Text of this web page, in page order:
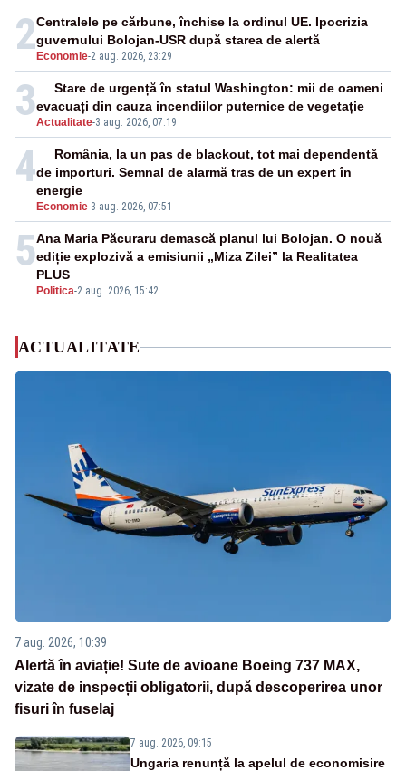
2 Economie-2 aug. 2026, 23:29
Centralele pe cărbune, închise la ordinul UE. Ipocrizia
guvernului Bolojan-USR după starea de alertă
3Actualitate-3 aug. 2026, 07:19
Stare de urgență în statul Washington: mii de oameni
evacuați din cauza incendiilor puternice de vegetație
4
Economie-3 aug. 2026, 07:51
România, la un pas de blackout, tot mai dependentă
de importuri. Semnal de alarmă tras de un expert în
energie
5
Politica-2 aug. 2026, 15:42
Ana Maria Păcuraru demască planul lui Bolojan. O nouă
ediție explozivă a emisiunii „Miza Zilei” la Realitatea
PLUS
ACTUALITATE
7 aug. 2026, 10:39
Alertă în aviație! Sute de avioane Boeing 737 MAX,
vizate de inspecții obligatorii, după descoperirea unor
fisuri în fuselaj
7 aug. 2026, 09:15
Ungaria renunță la apelul de economisire